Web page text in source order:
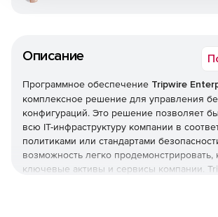
Описание
Программное обеспечение Tripwire
комплексное решение для управления
конфигураций. Это решение позволяет
всю IT-инфраструктуру компании в
политиками или стандартами
возможность легко
ключевые активы и сервисы компании.